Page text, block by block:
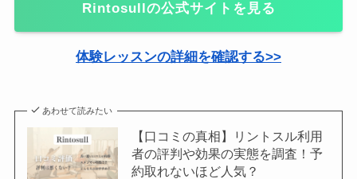
Rintosull の公式サイトを見る
体験レッスンの詳細を確認する>>
あわせて読みたい
【口コミの真相】リントスル利用
者の評判や効果の実態を調査！予
約取れないほど人気？